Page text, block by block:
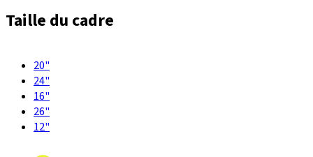
Taille du cadre
20"
24"
16"
26"
12"